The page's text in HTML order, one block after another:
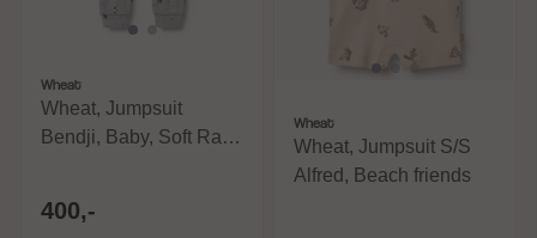
Wheat
Wheat, Jumpsuit
Bendji, Baby, Soft Rain
400,-
Wheat
Wheat, Jumpsuit S/S
Alfred, Beach friends